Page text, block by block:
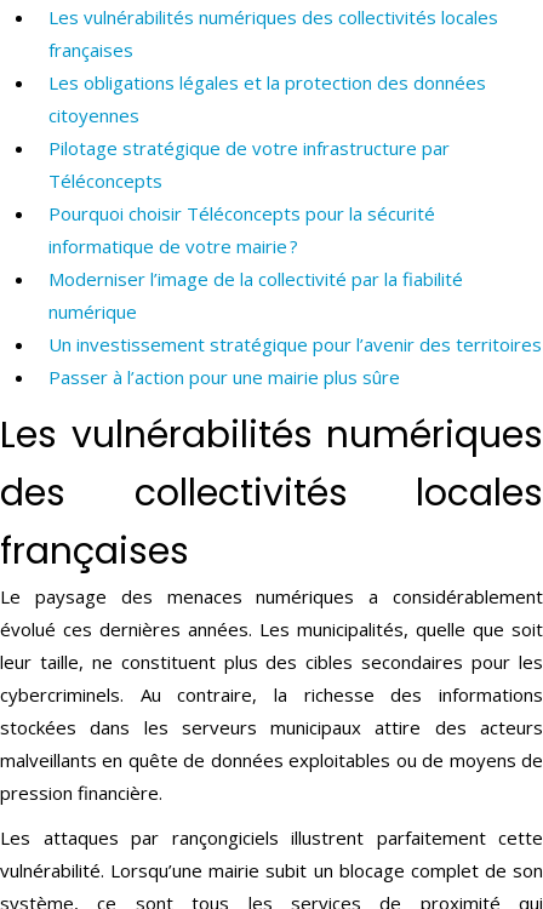
Les vulnérabilités numériques des collectivités locales
françaises
Les obligations légales et la protection des données
citoyennes
Pilotage stratégique de votre infrastructure par
Téléconcepts
Pourquoi choisir Téléconcepts pour la sécurité
informatique de votre mairie ?
Moderniser l’image de la collectivité par la fiabilité
numérique
Un investissement stratégique pour l’avenir des territoires
Passer à l’action pour une mairie plus sûre
Les vulnérabilités numériques
des collectivités locales
françaises
Le paysage des menaces numériques a considérablement
évolué ces dernières années. Les municipalités, quelle que soit
leur taille, ne constituent plus des cibles secondaires pour les
cybercriminels. Au contraire, la richesse des informations
stockées dans les serveurs municipaux attire des acteurs
malveillants en quête de données exploitables ou de moyens de
pression financière.
Les attaques par rançongiciels illustrent parfaitement cette
vulnérabilité. Lorsqu’une mairie subit un blocage complet de son
système, ce sont tous les services de proximité qui